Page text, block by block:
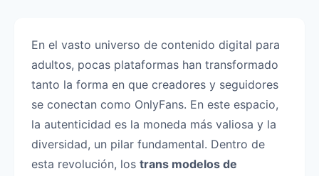
En el vasto universo de contenido digital para
adultos, pocas plataformas han transformado
tanto la forma en que creadores y seguidores
se conectan como OnlyFans. En este espacio,
la autenticidad es la moneda más valiosa y la
diversidad, un pilar fundamental. Dentro de
esta revolución, los trans modelos de